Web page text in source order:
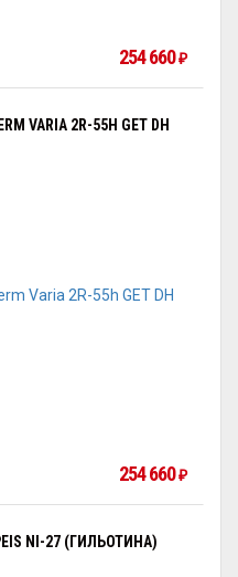
254 660 ₽
VARIA 2R-55H GET DH
254 660 ₽
NI-27 (ГИЛЬОТИНА)